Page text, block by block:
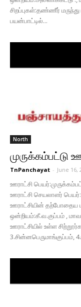
சிறப்புகள்:தண்ணீர்
பயன்பாட்டில்...
North
முருக்கம்பட்டு
TnPanchayat - June 16,
ஊராட்சி
ஊராட்சி செயலாளர்
ஊராட்சியின் தற்போதைய
ஒன்றியம்:கீ.வ.குப்பம் ,
ஊராட்சியில் உள்ள
3.சின்னபெருமாங்குப்பம்,